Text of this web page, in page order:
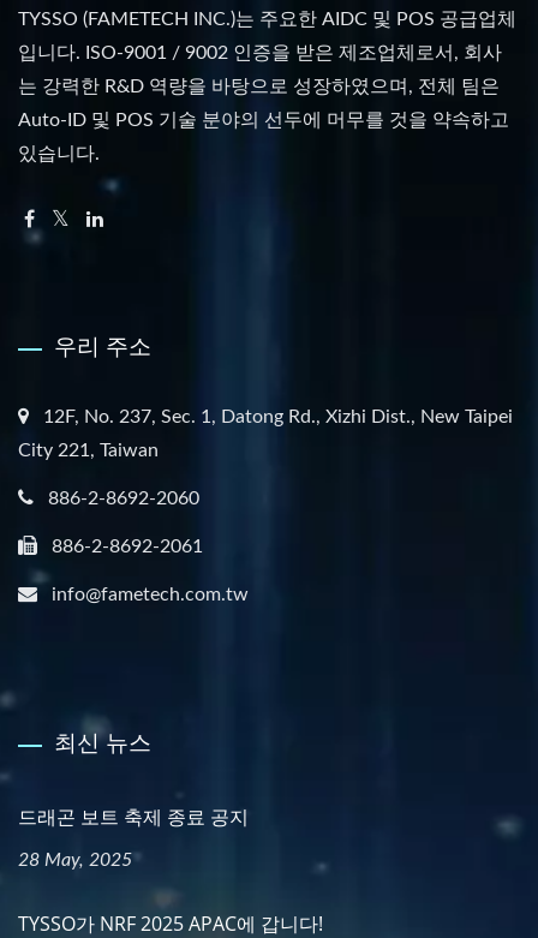
TYSSO (FAMETECH INC.)는 주요한 AIDC 및 POS 공급업체
입니다. ISO-9001 / 9002 인증을 받은 제조업체로서, 회사
는 강력한 R&D 역량을 바탕으로 성장하였으며, 전체 팀은
Auto-ID 및 POS 기술 분야의 선두에 머무를 것을 약속하고
있습니다.
우리 주소
12F, No. 237, Sec. 1, Datong Rd., Xizhi Dist., New Taipei
City 221, Taiwan
886-2-8692-2060
886-2-8692-2061
info@fametech.com.tw
최신 뉴스
드래곤 보트 축제 종료 공지
28 May, 2025
TYSSO가 NRF 2025 APAC에 갑니다!